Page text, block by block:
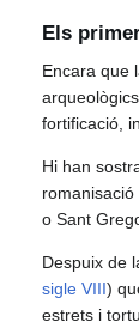
Els
Encara que
fortificació,
Hi han
o Sant
Despuix de
sigle VIII)
estrets i